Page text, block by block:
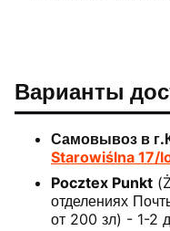
Варианты
Самовывоз в
Starowiślna 17/
Pocztex Punkt
отделениях
от 200 зл) - 1-2